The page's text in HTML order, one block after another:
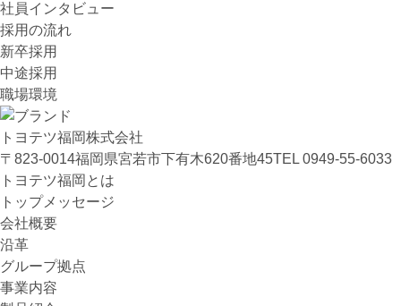
社員インタビュー
採用の流れ
新卒採用
中途採用
職場環境
トヨテツ福岡株式会社
〒823-0014福岡県宮若市下有木620番地45TEL 0949-55-6033
トヨテツ福岡とは
トップメッセージ
会社概要
沿革
グループ拠点
事業内容